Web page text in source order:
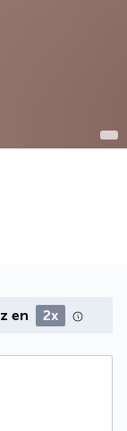
en 2x